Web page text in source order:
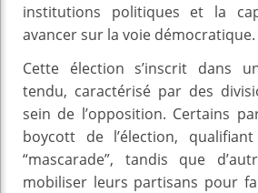
institutions politiques et la
avancer sur la voie démocratique.
Cette élection s’inscrit dans
tendu, caractérisé par des
sein de l’opposition. Certains
boycott de l’élection,
“mascarade”, tandis que
mobiliser leurs partisans pour